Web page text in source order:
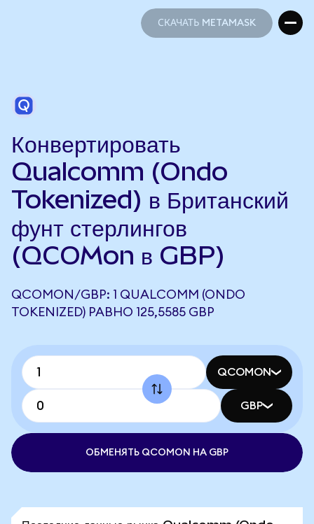
СКАЧАТЬ METAMASK
Конвертировать
Qualcomm (Ondo
Tokenized) в Британский
фунт стерлингов
(QCOMon в GBP)
QCOMON/GBP: 1 QUALCOMM (ONDO
TOKENIZED) РАВНО 125,5585 GBP
QCOMON
GBP
ОБМЕНЯТЬ QCOMON НА GBP